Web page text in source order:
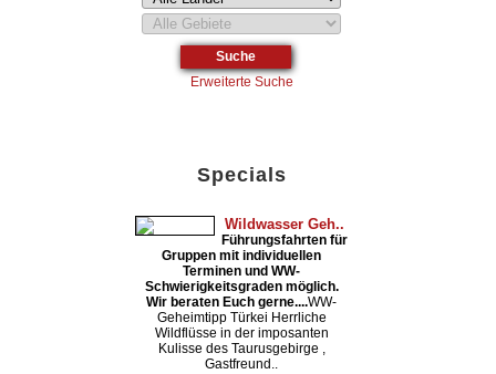
Erweiterte Suche
Specials
Wildwasser Geh..
Führungsfahrten für
Gruppen mit individuellen
Terminen und WW-
Schwierigkeitsgraden möglich.
Wir beraten Euch gerne....WW-
Geheimtipp Türkei Herrliche
Wildflüsse in der imposanten
Kulisse des Taurusgebirge ,
Gastfreund..